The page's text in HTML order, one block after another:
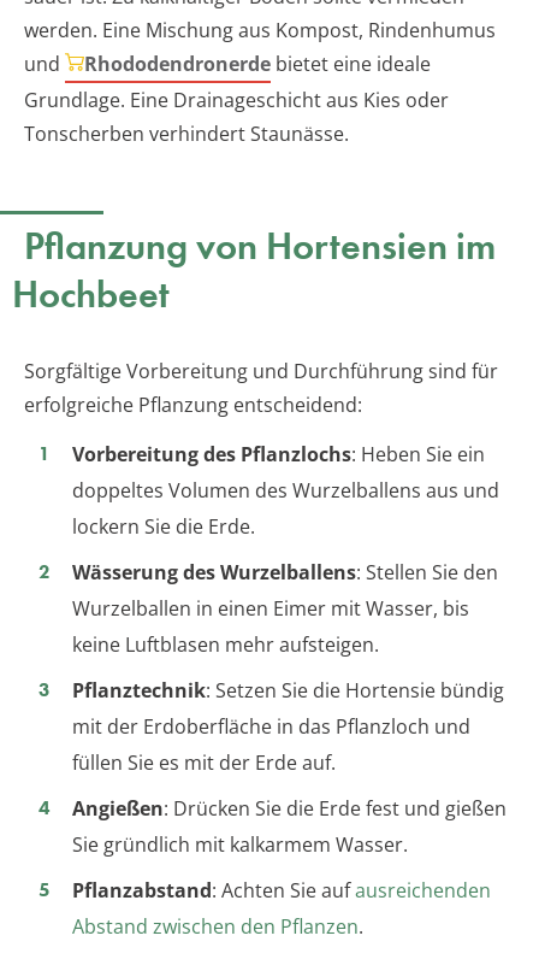
werden. Eine Mischung aus Kompost, Rindenhumus
und
Rhododendronerde bietet eine ideale
Grundlage. Eine Drainageschicht aus Kies oder
Tonscherben verhindert Staunässe.
Pflanzung von Hortensien im
Hochbeet
Sorgfältige Vorbereitung und Durchführung sind für
erfolgreiche Pflanzung entscheidend:
Vorbereitung des Pflanzlochs: Heben Sie ein
doppeltes Volumen des Wurzelballens aus und
lockern Sie die Erde.
Wässerung des Wurzelballens: Stellen Sie den
Wurzelballen in einen Eimer mit Wasser, bis
keine Luftblasen mehr aufsteigen.
Pflanztechnik: Setzen Sie die Hortensie bündig
mit der Erdoberfläche in das Pflanzloch und
füllen Sie es mit der Erde auf.
Angießen: Drücken Sie die Erde fest und gießen
Sie gründlich mit kalkarmem Wasser.
Pflanzabstand: Achten Sie aufausreichenden
Abstand zwischen den Pflanzen.